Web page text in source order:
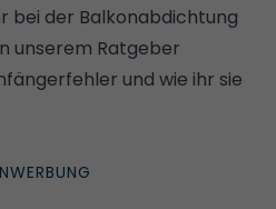
bei der Balkonabdichtung
unserem Ratgeber
und wie ihr sie